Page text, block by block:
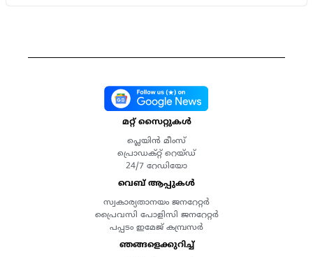
മറ്റ് സൈറ്റുകൾ
പ്ലെയിൻ മീംസ്
പ്രൊഡക്റ്റ് റെയ്ഡ്
24/7 റേഡിയോ
വെബ് ആപ്പുകൾ
സ്വകാര്യതാനയം ജനറേറ്റർ
പ്രൈവസി പോളിസി ജനറേറ്റർ
പപ്പടം ഇമേജ് കമ്പ്രസർ
ഞങ്ങളെക്കുറിച്ച്